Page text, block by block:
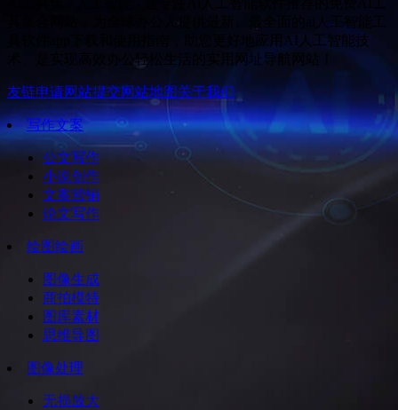
具集合网站，为全球办公人提供最新、最全面的ai人工智能工
具软件app下载和使用指南，助您更好地应用AI人工智能技
术。是实现高效办公轻松生活的实用网址导航网站！
友链申请网站提交网站地图 关于我们
写作文案
公文写作
小说创作
文案营销
论文写作
绘图绘画
图像生成
商拍模特
图库素材
思维导图
图像处理
无损放大